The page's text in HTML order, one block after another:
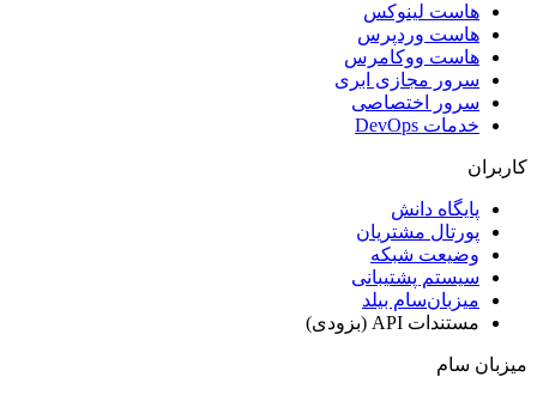
هاست لینوکس
هاست وردپرس
هاست ووکامرس
سرور مجازی ابری
سرور اختصاصی
خدمات DevOps
کاربران
پایگاه دانش
پورتال مشتریان
وضیعت شبکه
سیستم پشتیبانی
میزبان‌سام بیلد
مستندات API (بزودی)
میزبان سام